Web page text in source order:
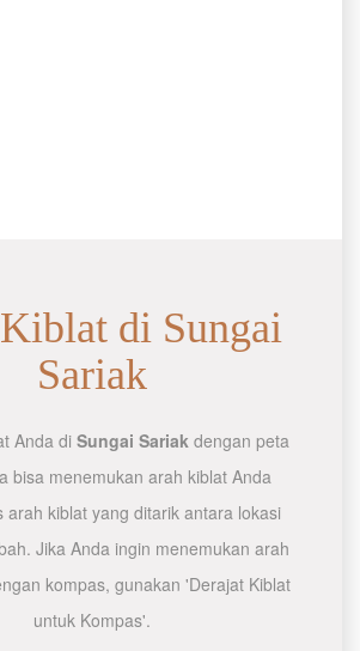
di Sungai
Sariak
Anda di Sungai Sariak dengan peta
bisa menemukan arah kiblat Anda
arah kiblat yang ditarik antara lokasi
Jika Anda ingin menemukan arah
kompas, gunakan 'Derajat Kiblat
untuk Kompas'.